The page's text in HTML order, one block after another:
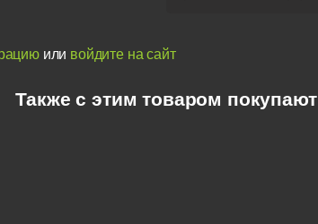
или войдите на сайт
Также с этим товаром покупают